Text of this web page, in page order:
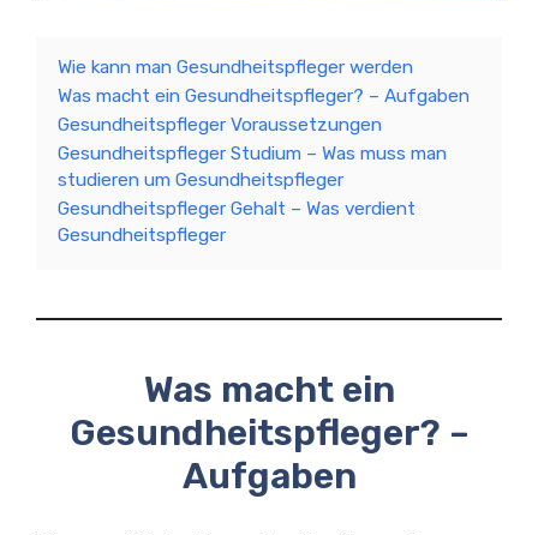
Wie kann man Gesundheitspfleger werden
Was macht ein Gesundheitspfleger? – Aufgaben
Gesundheitspfleger Voraussetzungen
Gesundheitspfleger Studium – Was muss man
studieren um Gesundheitspfleger
Gesundheitspfleger Gehalt – Was verdient
Gesundheitspfleger
Was macht ein
Gesundheitspfleger? –
Aufgaben